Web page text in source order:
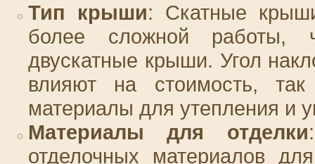
Тип крыши: Скатные
более сложной работы,
двускатные крыши. Угол
влияют на стоимость, так
материалы для утепления и
Материалы для отделки
отделочных материалов